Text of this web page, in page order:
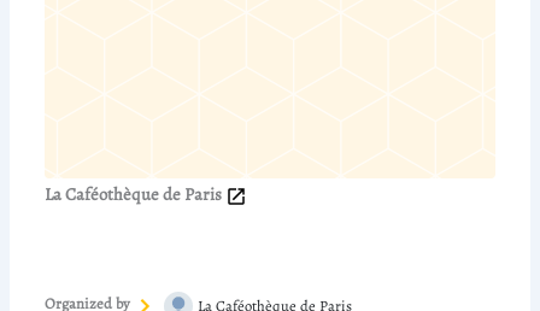
La Caféothèque de Paris
Organized by La Caféothèque de Paris